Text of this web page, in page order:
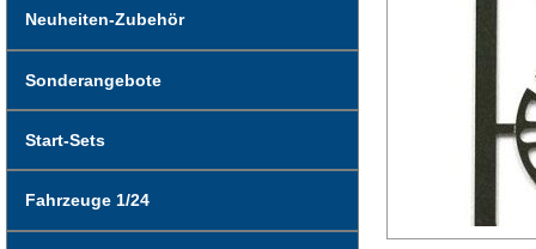
Neuheiten-Zubehör
Sonderangebote
Start-Sets
Fahrzeuge 1/24